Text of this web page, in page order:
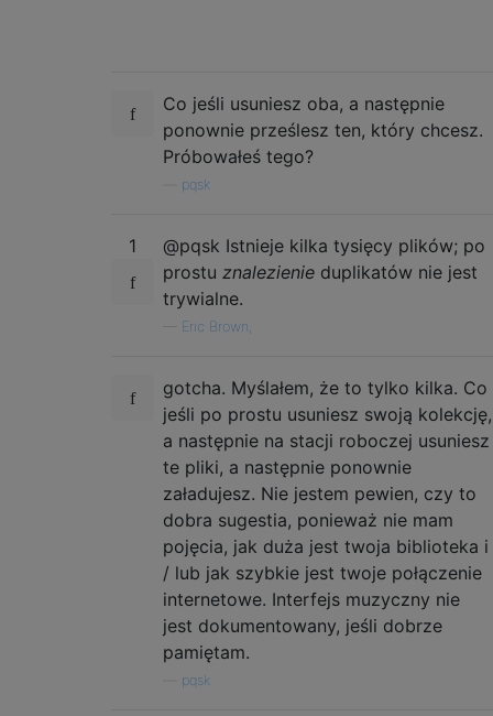
Co jeśli usuniesz oba, a następnie
ponownie prześlesz ten, który chcesz.
Próbowałeś tego?
pqsk
1
@pqsk Istnieje kilka tysięcy plików; po
prostu znalezienie duplikatów nie jest
trywialne.
Eric Brown,
gotcha. Myślałem, że to tylko kilka. Co
jeśli po prostu usuniesz swoją kolekcję,
a następnie na stacji roboczej usuniesz
te pliki, a następnie ponownie
załadujesz. Nie jestem pewien, czy to
dobra sugestia, ponieważ nie mam
pojęcia, jak duża jest twoja biblioteka i
/ lub jak szybkie jest twoje połączenie
internetowe. Interfejs muzyczny nie
jest dokumentowany, jeśli dobrze
pamiętam.
pqsk